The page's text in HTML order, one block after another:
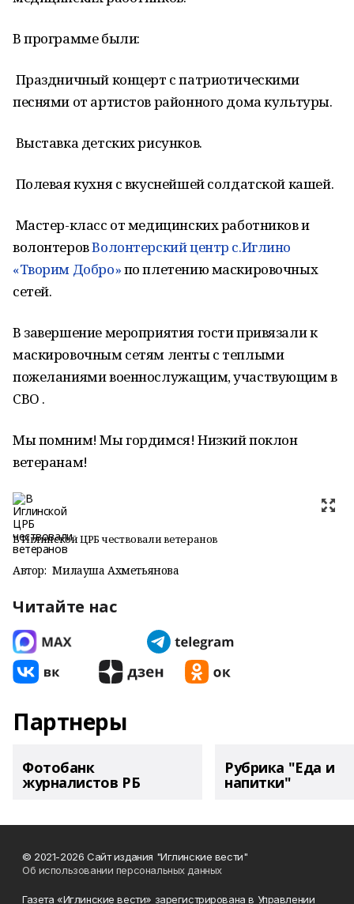
В программе были:
Праздничный концерт с патриотическими
песнями от артистов районного дома культуры.
Выставка детских рисунков.
Полевая кухня с вкуснейшей солдатской кашей.
Мастер-класс от медицинских работников и
волонтеровВолонтерский центр с.Иглино
«Творим Добро»по плетению маскировочных
сетей.
В завершение мероприятия гости привязали к
маскировочным сетям ленты с теплыми
пожеланиями военнослужащим, участвующим в
СВО .
Мы помним! Мы гордимся! Низкий поклон
ветеранам!
В Иглинской ЦРБ чествовали ветеранов
Автор: Милауша Ахметьянова
Читайте нас
Партнеры
Фотобанк
журналистов РБ
Рубрика "Еда и
напитки"
© 2021-2026 Сайт издания "Иглинские вести"
Об использовании персональных данных
Газета «Иглинские вести» зарегистрирована в Управлении